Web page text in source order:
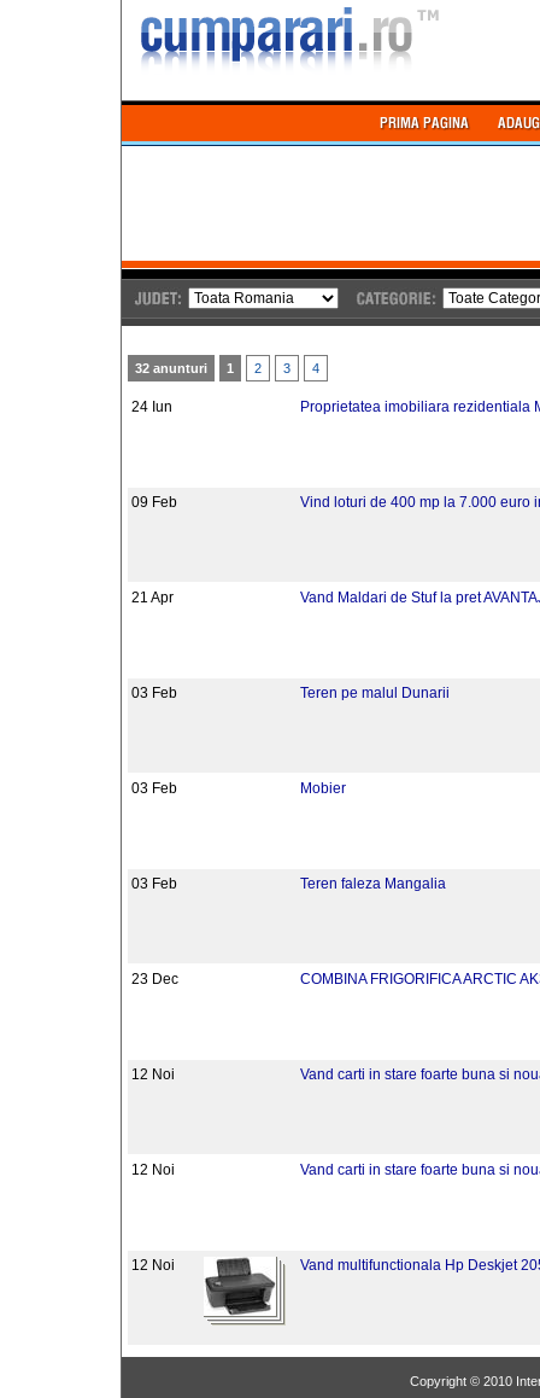
32 anunturi 1 2 3 4
24 Iun Proprietatea imobiliara rezidentiala
09 Feb Vind loturi de 400 mp la 7.000 euro
21 Apr Vand Maldari de Stuf la pret
03 Feb Teren pe malul Dunarii
03 Feb Mobier
03 Feb Teren faleza Mangalia
23 Dec COMBINA FRIGORIFICA ARCTIC
12 Noi Vand carti in stare foarte buna si
12 Noi Vand carti in stare foarte buna si
12 Noi Vand multifunctionala Hp Deskjet
Copyright © 2010